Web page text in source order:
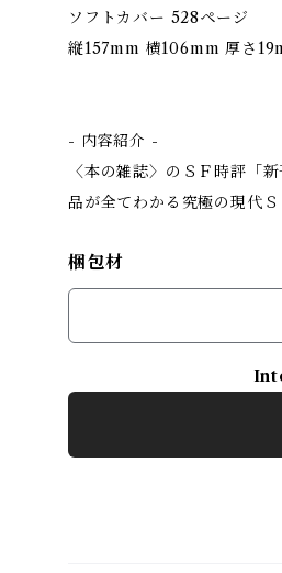
ソフトカバー 528ページ
縦157mm 横106mm 厚さ
- 内容紹介 -
〈本の雑誌〉のＳＦ時評「
品が全てわかる究極の現代
梱包材